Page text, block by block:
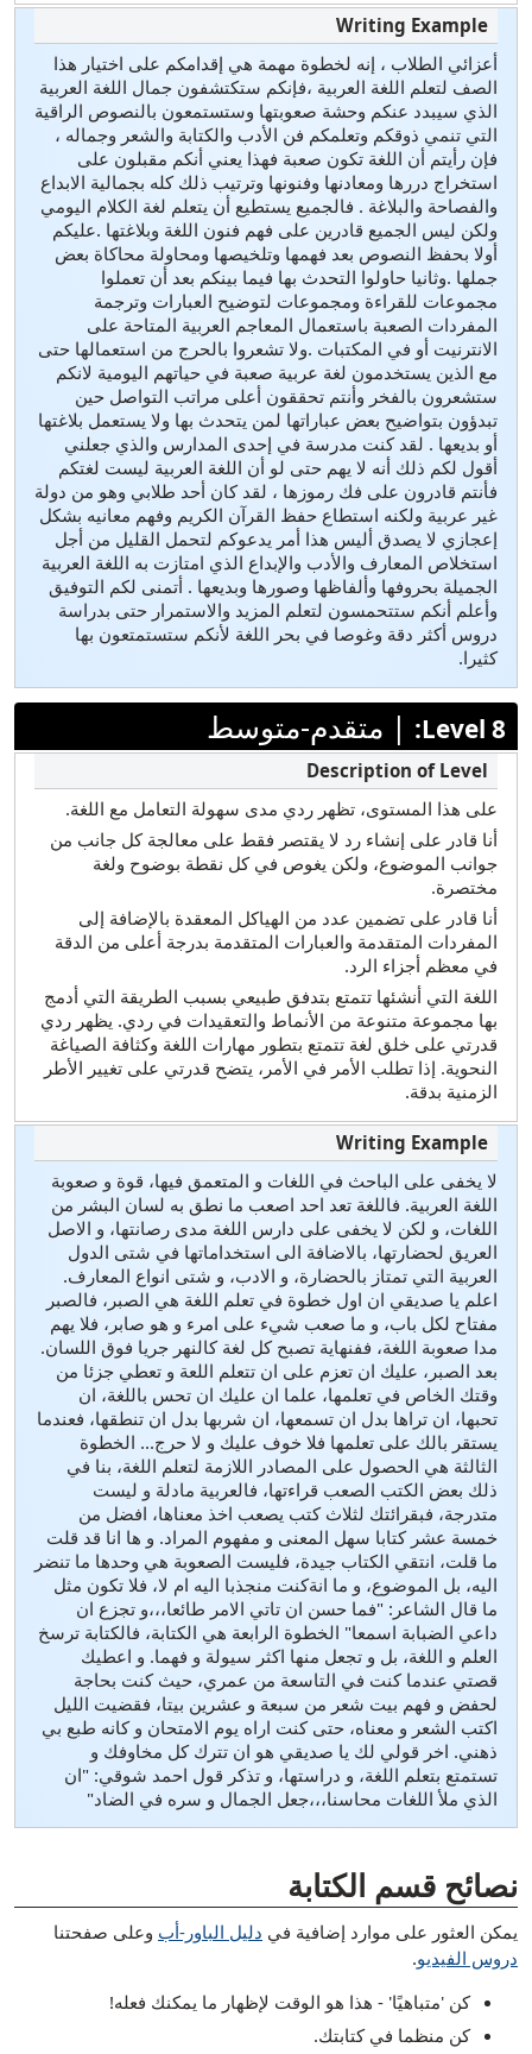
أعزائي الطلاب ، إنه لخطوة مهمة هي إقدامكم على اختيار هذا
الصف لتعلم اللغة العربية ،فإنكم ستكتشفون جمال اللغة العربية
الذي سيبدد عنكم وحشة صعوبتها وستستمعون بالنصوص الراقية
التي تنمي ذوقكم وتعلمكم فن الأدب والكتابة والشعر وجماله ،
فإن رأيتم أن اللغة تكون صعبة فهذا يعني أنكم مقبلون على
استخراج دررها ومعادنها وفنونها وترتيب ذلك كله بجمالية الابداع
والفصاحة والبلاغة . فالجميع يستطيع أن يتعلم لغة الكلام اليومي
ولكن ليس الجميع قادرين على فهم فنون اللغة وبلاغتها .عليكم
أولا بحفظ النصوص بعد فهمها وتلخيصها ومحاولة محاكاة بعض
جملها .وثانيا حاولوا التحدث بها فيما بينكم بعد أن تعملوا
مجموعات للقراءة ومجموعات لتوضيح العبارات وترجمة
المفردات الصعبة باستعمال المعاجم العربية المتاحة على
الانترنيت أو في المكتبات .ولا تشعروا بالحرج من استعمالها حتى
مع الذين يستخدمون لغة عربية صعبة في حياتهم اليومية لانكم
ستشعرون بالفخر وأنتم تحققون أعلى مراتب التواصل حين
تبدؤون بتواضيح بعض عباراتها لمن يتحدث بها ولا يستعمل بلاغتها
أو بديعها . لقد كنت مدرسة في إحدى المدارس والذي جعلني
أقول لكم ذلك أنه لا يهم حتى لو أن اللغة العربية ليست لغتكم
فأنتم قادرون على فك رموزها ، لقد كان أحد طلابي وهو من دولة
غير عربية ولكنه استطاع حفظ القرآن الكريم وفهم معانيه بشكل
إعجازي لا يصدق أليس هذا أمر يدعوكم لتحمل القليل من أجل
استخلاص المعارف والأدب والإبداع الذي امتازت به اللغة العربية
الجميلة بحروفها وألفاظها وصورها وبديعها . أتمنى لكم التوفيق
وأعلم أنكم ستتحمسون لتعلم المزيد والاستمرار حتى بدراسة
دروس أكثر دقة وغوصا في بحر اللغة لأنكم ستستمتعون بها
كثيرا.
Level 8:
| متقدم-متوسط
على هذا المستوى، تظهر ردي مدى سهولة التعامل مع اللغة.
أنا قادر على إنشاء رد لا يقتصر فقط على معالجة كل جانب من
جوانب الموضوع، ولكن يغوص في كل نقطة بوضوح ولغة
مختصرة.
أنا قادر على تضمين عدد من الهياكل المعقدة بالإضافة إلى
المفردات المتقدمة والعبارات المتقدمة بدرجة أعلى من الدقة
في معظم أجزاء الرد.
اللغة التي أنشئها تتمتع بتدفق طبيعي بسبب الطريقة التي أدمج
بها مجموعة متنوعة من الأنماط والتعقيدات في ردي. يظهر ردي
قدرتي على خلق لغة تتمتع بتطور مهارات اللغة وكثافة الصياغة
النحوية. إذا تطلب الأمر في الأمر، يتضح قدرتي على تغيير الأطر
الزمنية بدقة.
لا يخفى على الباحث في اللغات و المتعمق فيها، قوة و صعوبة
اللغة العربية. فاللغة تعد احد اصعب ما نطق به لسان البشر من
اللغات، و لكن لا يخفى على دارس اللغة مدى رصانتها، و الاصل
العريق لحضارتها، بالاضافة الى استخداماتها في شتى الدول
العربية التي تمتاز بالحضارة، و الادب، و شتى انواع المعارف.
اعلم يا صديقي ان اول خطوة في تعلم اللغة هي الصبر، فالصبر
مفتاح لكل باب، و ما صعب شيء على امرء و هو صابر، فلا يهم
مدا صعوبة اللغة، ففنهاية تصبح كل لغة كالنهر جريا فوق اللسان.
بعد الصبر، عليك ان تعزم على ان تتعلم اللعة و تعطي جزئا من
وقتك الخاص في تعلمها، علما ان عليك ان تحس باللغة، ان
تحبها، ان تراها بدل ان تسمعها، ان شربها بدل ان تنطقها، فعندما
يستقر بالك على تعلمها فلا خوف عليك و لا حرج... الخطوة
الثالثة هي الحصول على المصادر اللازمة لتعلم اللغة، بنا في
ذلك بعض الكتب الصعب قراءتها، فالعربية مادلة و ليست
متدرجة، فبقرائتك لثلاث كتب يصعب اخذ معناها، افضل من
خمسة عشر كتابا سهل المعنى و مفهوم المراد. و ها انا قد قلت
ما قلت، انتقي الكتاب جيدة، فليست الصعوبة هي وحدها ما تنضر
اليه، بل الموضوع، و ما انةكنت منجذبا اليه ام لا، فلا تكون مثل
ما قال الشاعر: "فما حسن ان تاتي الامر طائعا،،،و تجزع ان
داعي الضبابة اسمعا" الخطوة الرابعة هي الكتابة، فالكتابة ترسخ
العلم و اللغة، بل و تجعل منها اكثر سيولة و فهما. و اعطيك
قصتي عندما كنت في التاسعة من عمري، حيث كنت بحاجة
لحفض و فهم بيت شعر من سبعة و عشرين بيتا، فقضيت الليل
اكتب الشعر و معناه، حتى كنت اراه يوم الامتحان و كانه طبع بي
ذهني. اخر قولي لك يا صديقي هو ان تترك كل مخاوفك و
تستمتع بتعلم اللغة، و دراستها، و تذكر قول احمد شوقي: "ان
الذي ملأ اللغات محاسنا،،،جعل الجمال و سره في الضاد"
نصائح قسم الكتابة
يمكن العثور على موارد إضافية فيدليل الباور-أبوعلى صفحتنا
دروس الفيديو.
كن 'متباهيًا' - هذا هو الوقت لإظهار ما يمكنك فعله!
كن منظما في كتابتك.